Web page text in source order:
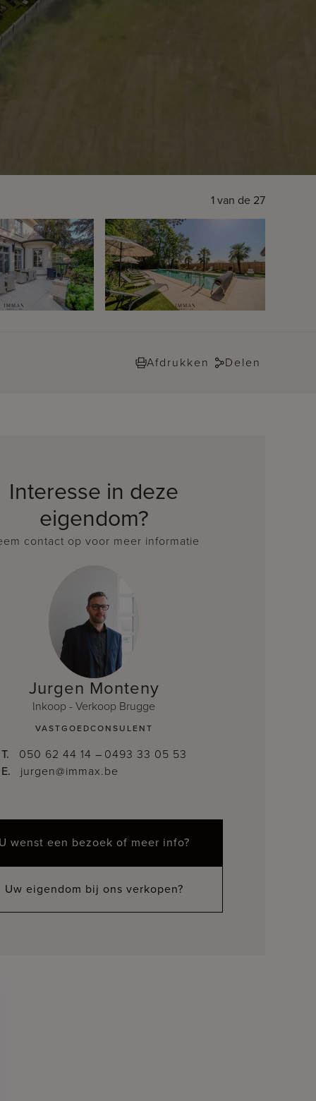
1 van de 27
Afdrukken Delen
Interesse in deze
eigendom?
contact op voor meer informatie
Jurgen Monteny
Inkoop - Verkoop Brugge
VASTGOEDCONSULENT
T. 050 62 44 14 – 0493 33 05 53
E.
jurgen@immax.be
U wenst een bezoek of meer info?
Uw eigendom bij ons verkopen?